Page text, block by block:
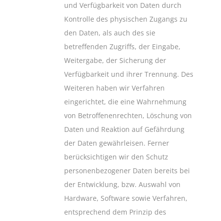
und Verfügbarkeit von Daten durch
Kontrolle des physischen Zugangs zu
den Daten, als auch des sie
betreffenden Zugriffs, der Eingabe,
Weitergabe, der Sicherung der
Verfügbarkeit und ihrer Trennung. Des
Weiteren haben wir Verfahren
eingerichtet, die eine Wahrnehmung
von Betroffenenrechten, Löschung von
Daten und Reaktion auf Gefährdung
der Daten gewährleisen. Ferner
berücksichtigen wir den Schutz
personenbezogener Daten bereits bei
der Entwicklung, bzw. Auswahl von
Hardware, Software sowie Verfahren,
entsprechend dem Prinzip des